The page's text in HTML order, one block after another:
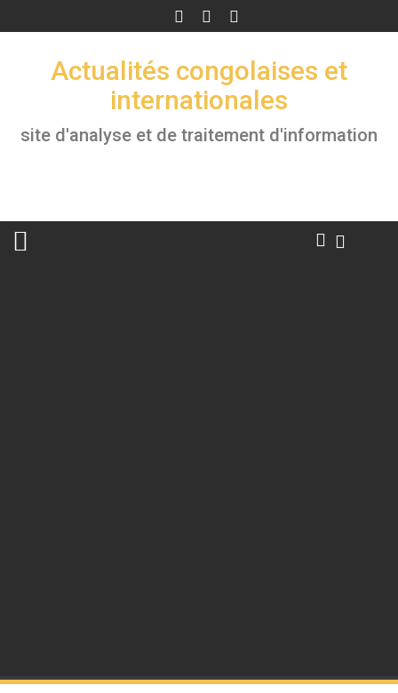
to
Actualités congolaises et
internationales
site d'analyse et de traitement d'information